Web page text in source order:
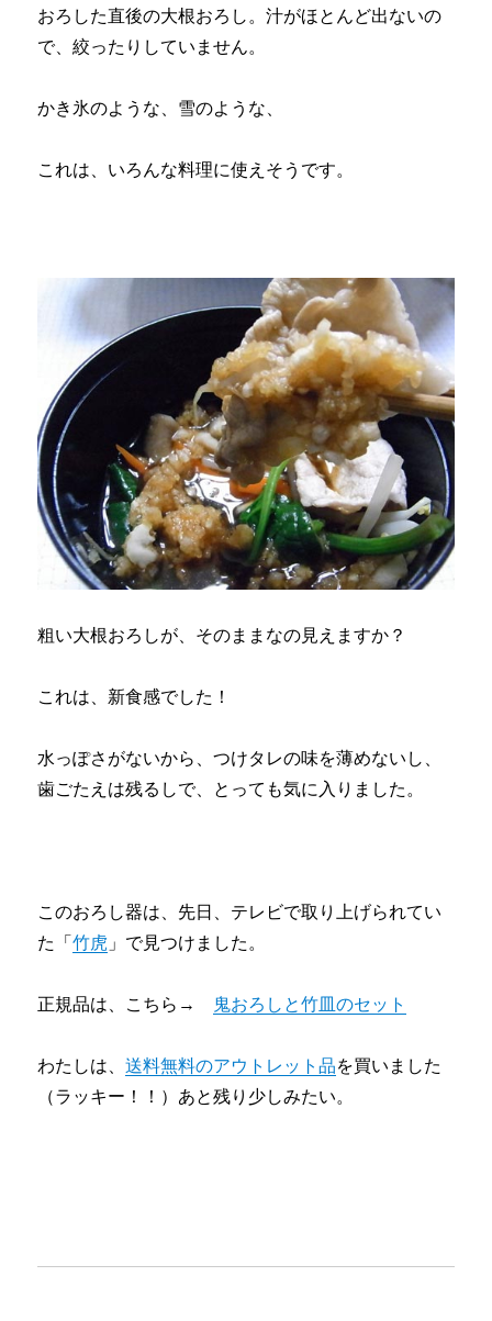
おろした直後の大根おろし。汁がほとんど出ないの
で、絞ったりしていません。
かき氷のような、雪のような、
これは、いろんな料理に使えそうです。
粗い大根おろしが、そのままなの見えますか？
これは、新食感でした！
水っぽさがないから、つけタレの味を薄めないし、
歯ごたえは残るしで、とっても気に入りました。
このおろし器は、先日、テレビで取り上げられてい
た「竹虎 」で見つけました。
正規品は、こちら→ 鬼おろしと竹皿のセット
わたしは、送料無料のアウトレット品を買いました
（ラッキー！！）あと残り少しみたい。